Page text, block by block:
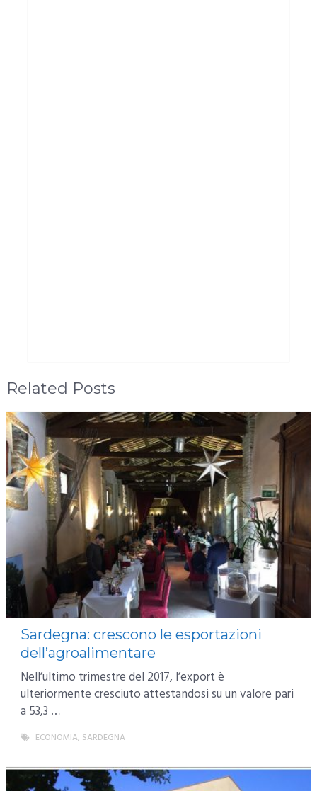
Related Posts
Sardegna: crescono le esportazioni
dell’agroalimentare
Nell’ultimo trimestre del 2017, l’export è
ulteriormente cresciuto attestandosi su un valore pari
a 53,3 …
ECONOMIA, SARDEGNA